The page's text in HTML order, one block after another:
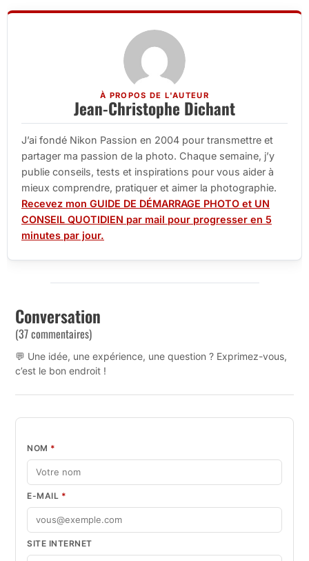
À PROPOS DE L'AUTEUR
Jean-Christophe Dichant
J’ai fondé Nikon Passion en 2004 pour transmettre et
partager ma passion de la photo. Chaque semaine, j’y
publie conseils, tests et inspirations pour vous aider à
mieux comprendre, pratiquer et aimer la photographie.
Recevez mon GUIDE DE DÉMARRAGE PHOTO et UN
CONSEIL QUOTIDIEN par mail pour progresser en 5
minutes par jour.
Conversation
(37 commentaires)
💬 Une idée, une expérience, une question ? Exprimez-vous,
c’est le bon endroit !
NOM *
E-MAIL *
SITE INTERNET